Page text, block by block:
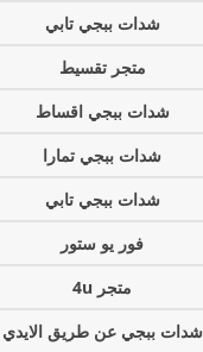
شدات ببجي تابي
متجر تقسيط
شدات ببجي اقساط
شدات ببجي تمارا
شدات ببجي تابي
فور يو ستور
متجر 4u
شدات ببجي عن طريق الايدي